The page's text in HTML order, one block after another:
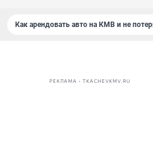
Как арендовать авто на КМВ и не
РЕКЛАМА • TKACHEVKMV.RU